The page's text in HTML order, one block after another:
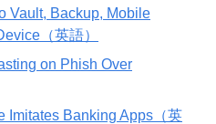
Vault, Backup, Mobile
（英語）
on Phish Over
Imitates Banking Apps（英